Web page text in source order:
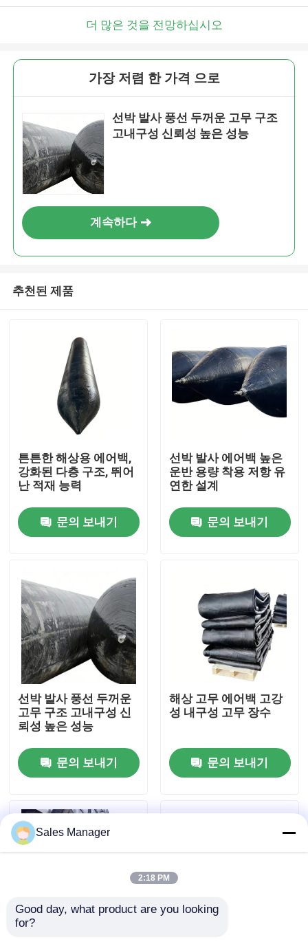
제품 소개
동영상
회사 소개
공장 투어
품질 관리
견적 요청
해양 고무 에어백
더 많은 것을 전망하십시오
가장 저렴 한 가격 으로
선박 발사 풍선 두꺼운 고무 구조
고내구성 신뢰성 높은 성능
계속하다
추천된 제품
튼튼한 해상용 에어백,
강화된 다층 구조, 뛰어
난 적재 능력
문의 보내기
선박 발사 에어백 높은
운반 용량 착용 저항 유
연한 설계
문의 보내기
선박 발사 풍선 두꺼운
고무 구조 고내구성 신
뢰성 높은 성능
문의 보내기
해상 고무 에어백 고강
성 내구성 고무 장수
문의 보내기
Sales Manager
2:18 PM
Good day, what product are you looking
for?